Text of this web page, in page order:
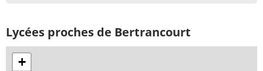
Lycées proches de Bertrancourt
+